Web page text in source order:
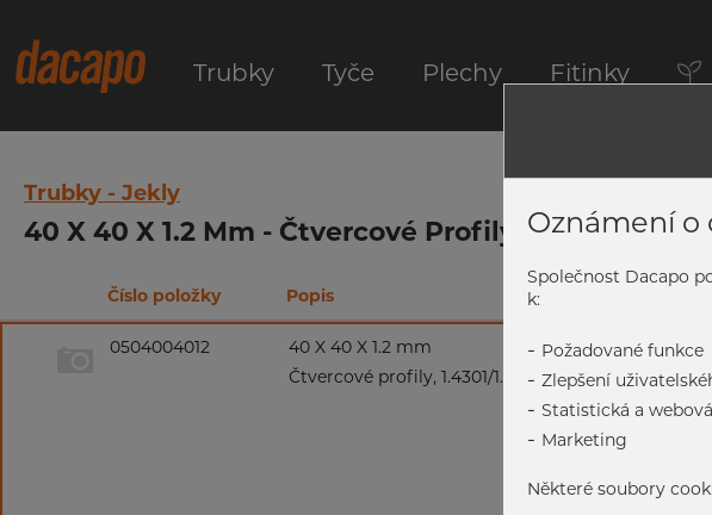
Trubky Tyče Plechy Fitinky
Trubky - Jekly
40 X 40 X 1.2 Mm - Čtvercové Profily, 1.4301/
Číslo položky Popis
0504004012
40 X 40 X 1.2 mm
Čtvercové profily, 1.4301/1.4307, tol. EN 10305-5,
Oznámení o
Společnost Dacapo
k:
- Požadované funkce
- Zlepšení
- Statistická a
- Marketing
Některé soubory